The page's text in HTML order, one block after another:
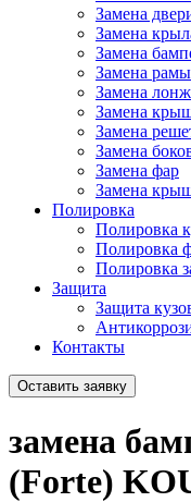
Замена
Замена
Замена
Замена рамы
Замена
Замена
Замена
Замена
Замена фар
Замена
Полировка
Полировка
Полировка
Полировка
Защита
Защита
Контакты
Оставить заявку
замена
(Forte)